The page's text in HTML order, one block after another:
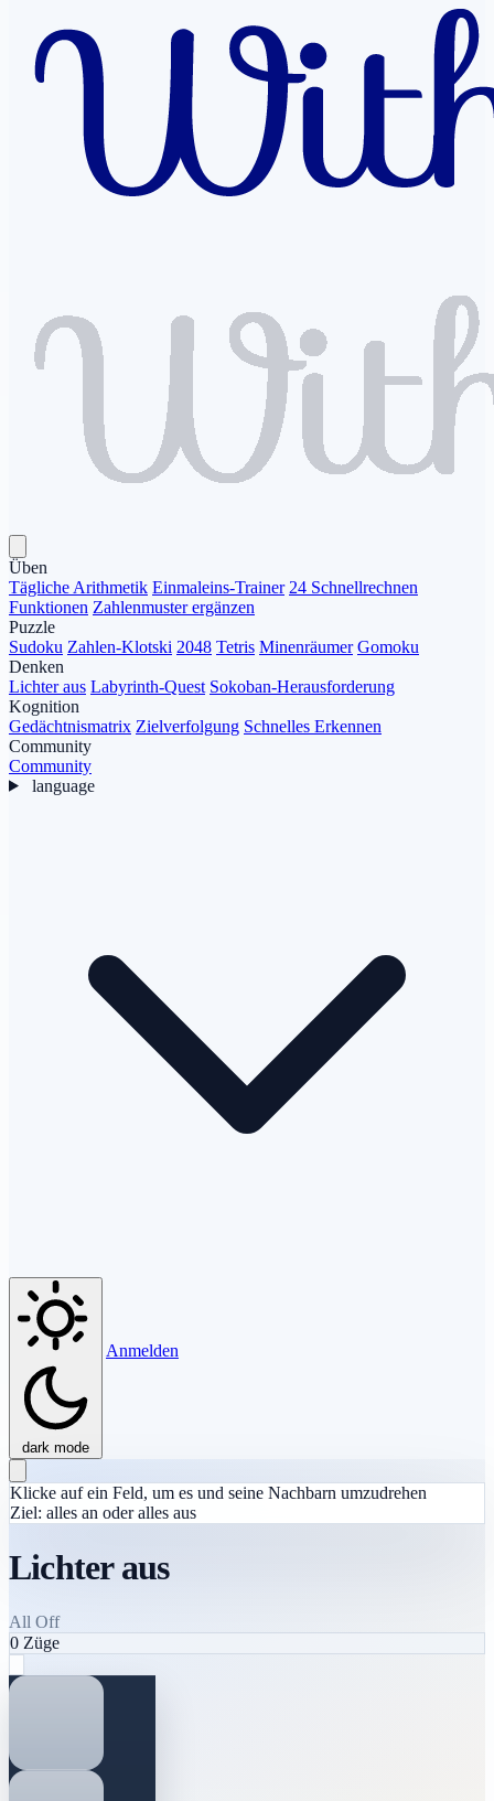
Üben
Tägliche Arithmetik Einmaleins-Trainer 24 Schnellrechnen
Funktionen Zahlenmuster ergänzen
Puzzle
Sudoku Zahlen-Klotski 2048 Tetris Minenräumer Gomoku
Denken
Lichter aus Labyrinth-Quest Sokoban-Herausforderung
Kognition
Gedächtnismatrix Zielverfolgung Schnelles Erkennen
Community
Community
language
dark mode
Anmelden
Klicke auf ein Feld, um es und seine Nachbarn umzudrehen
Ziel: alles an oder alles aus
Lichter aus
All Off
0 Züge